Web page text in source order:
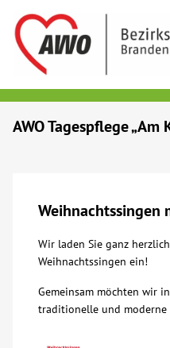
Menschen mit
Beratung & Hilfe
Begegnung
AWO Tagespflege
Weihnachtssingen
Wir laden Sie ganz
Weihnachtssingen ein!
Gemeinsam möchten wir
traditionelle und moderne